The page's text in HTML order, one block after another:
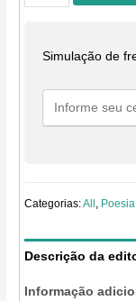
casamata
Simulação de
Categorias:All, Poesia
Descrição da
Informação